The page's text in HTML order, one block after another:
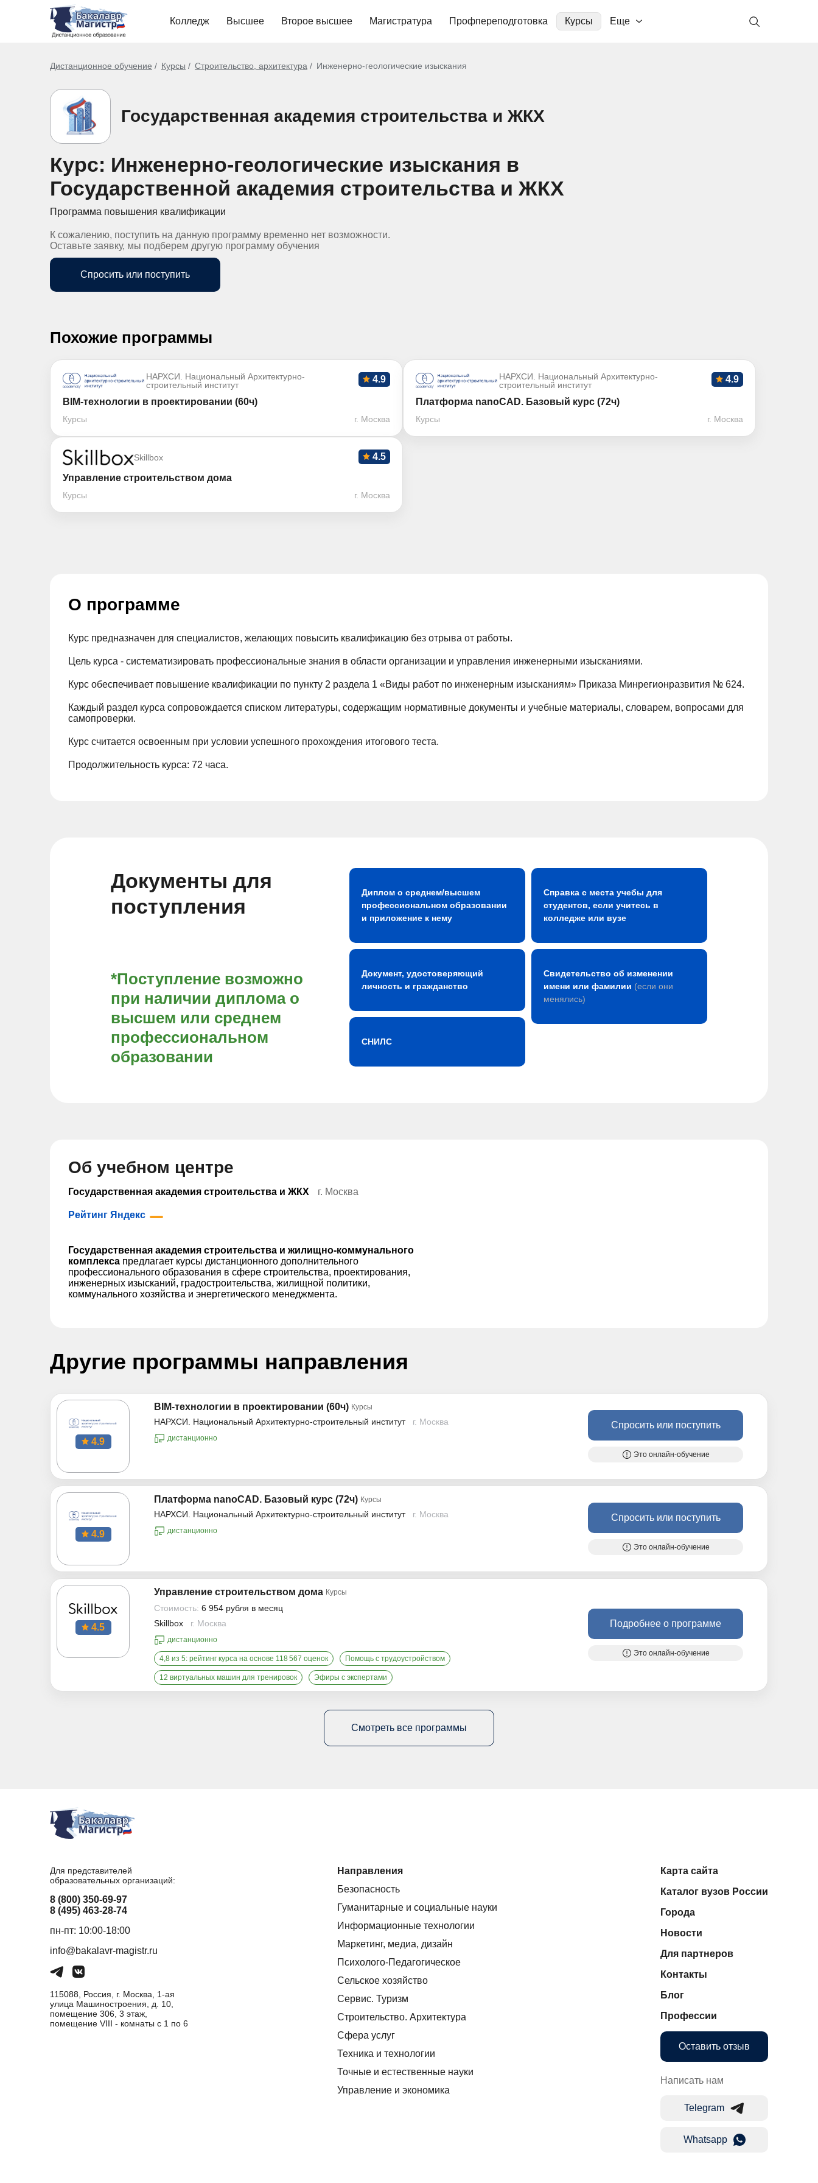
Колледж Высшее Второе высшее Магистратура Профпереподготовка Курсы Еще
Дистанционное обучение Курсы Строительство, архитектура Инженерно-геологические изыскания
Государственная академия строительства и ЖКХ
Курс: Инженерно-геологические изыскания в
Государственной академия строительства и ЖКХ
Программа повышения квалификации
К сожалению, поступить на данную программу временно нет возможности.
Оставьте заявку, мы подберем другую программу обучения
Спросить или поступить
Похожие программы
НАРХСИ. Национальный Архитектурно-
строительный институт
4.9
BIM-технологии в проектировании (60ч)
Курсы г. Москва
НАРХСИ. Национальный Архитектурно-
строительный институт
4.9
Платформа nanoCAD. Базовый курс (72ч)
Курсы г. Москва
Skillbox 4.5
Управление строительством дома
Курсы г. Москва
О программе
Курс предназначен для специалистов, желающих повысить квалификацию без отрыва от работы.
Цель курса - систематизировать профессиональные знания в области организации и управления инженерными изысканиями.
Курс обеспечивает повышение квалификации по пункту 2 раздела 1 «Виды работ по инженерным изысканиям» Приказа Минрегионразвития № 624.
Каждый раздел курса сопровождается списком литературы, содержащим нормативные документы и учебные материалы, словарем, вопросами для
самопроверки.
Курс считается освоенным при условии успешного прохождения итогового теста.
Продолжительность курса: 72 часа.
Документы для
поступления
*Поступление возможно
при наличии диплома о
высшем или среднем
профессиональном
образовании
Диплом о среднем/высшем
профессиональном образовании
и приложение к нему
Документ, удостоверяющий
личность и гражданство
СНИЛС
Справка с места учебы для
студентов, если учитесь в
колледже или вузе
Свидетельство об изменении
имени или фамилии (если они
менялись)
Об учебном центре
Государственная академия строительства и ЖКХ г. Москва
Рейтинг Яндекс
Государственная академия строительства и жилищно-коммунального
комплекса предлагает курсы дистанционного дополнительного
профессионального образования в сфере строительства, проектирования,
инженерных изысканий, градостроительства, жилищной политики,
коммунального хозяйства и энергетического менеджмента.
Другие программы направления
4.9
BIM-технологии в проектировании (60ч) Курсы
НАРХСИ. Национальный Архитектурно-строительный институт г. Москва
дистанционно
Спросить или поступить
Это онлайн-обучение
4.9
Платформа nanoCAD. Базовый курс (72ч) Курсы
НАРХСИ. Национальный Архитектурно-строительный институт г. Москва
дистанционно
Спросить или поступить
Это онлайн-обучение
4.5
Управление строительством дома Курсы
Стоимость: 6 954 рубля в месяц
Skillbox
г. Москва
дистанционно
4,8 из 5: рейтинг курса на основе 118 567 оценок Помощь с трудоустройством
12 виртуальных машин для тренировок Эфиры с экспертами
Подробнее о программе
Это онлайн-обучение
Смотреть все программы
Для представителей
образовательных организаций:
8 (800) 350-69-97
8 (495) 463-28-74
пн-пт: 10:00-18:00
info@bakalavr-magistr.ru
115088, Россия, г. Москва, 1-ая
улица Машиностроения, д. 10,
помещение 306, 3 этаж,
помещение VIII - комнаты с 1 по 6
Направления
Безопасность
Гуманитарные и социальные науки
Информационные технологии
Маркетинг, медиа, дизайн
Психолого-Педагогическое
Сельское хозяйство
Сервис. Туризм
Строительство. Архитектура
Сфера услуг
Техника и технологии
Точные и естественные науки
Управление и экономика
Карта сайта
Каталог вузов России
Города
Новости
Для партнеров
Контакты
Блог
Профессии
Оставить отзыв
Написать нам
Telegram
Whatsapp